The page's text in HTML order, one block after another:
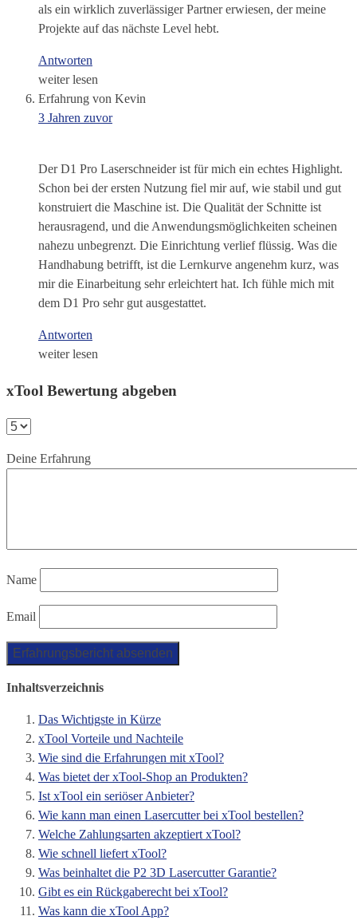
als ein wirklich zuverlässiger Partner erwiesen, der meine
Projekte auf das nächste Level hebt.
Antworten
weiter lesen
Erfahrung von Kevin
3 Jahren zuvor
Der D1 Pro Laserschneider ist für mich ein echtes Highlight.
Schon bei der ersten Nutzung fiel mir auf, wie stabil und gut
konstruiert die Maschine ist. Die Qualität der Schnitte ist
herausragend, und die Anwendungsmöglichkeiten scheinen
nahezu unbegrenzt. Die Einrichtung verlief flüssig. Was die
Handhabung betrifft, ist die Lernkurve angenehm kurz, was
mir die Einarbeitung sehr erleichtert hat. Ich fühle mich mit
dem D1 Pro sehr gut ausgestattet.
Antworten
weiter lesen
xTool Bewertung abgeben
Deine Erfahrung
Name
Email
Inhaltsverzeichnis
Das Wichtigste in Kürze
xTool Vorteile und Nachteile
Wie sind die Erfahrungen mit xTool?
Was bietet der xTool-Shop an Produkten?
Ist xTool ein seriöser Anbieter?
Wie kann man einen Lasercutter bei xTool bestellen?
Welche Zahlungsarten akzeptiert xTool?
Wie schnell liefert xTool?
Was beinhaltet die P2 3D Lasercutter Garantie?
Gibt es ein Rückgaberecht bei xTool?
Was kann die xTool App?